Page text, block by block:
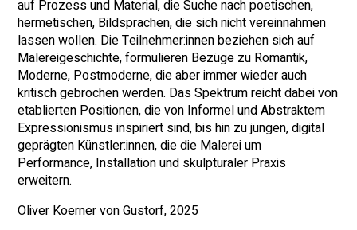
auf Prozess und Material, die Suche nach poetischen,
hermetischen, Bildsprachen, die sich nicht vereinnahmen
lassen wollen. Die Teilnehmer:innen beziehen sich auf
Malereigeschichte, formulieren Bezüge zu Romantik,
Moderne, Postmoderne, die aber immer wieder auch
kritisch gebrochen werden. Das Spektrum reicht dabei von
etablierten Positionen, die von Informel und Abstraktem
Expressionismus inspiriert sind, bis hin zu jungen, digital
geprägten Künstler:innen, die die Malerei um
Performance, Installation und skulpturaler Praxis
erweitern.
Oliver Koerner von Gustorf, 2025